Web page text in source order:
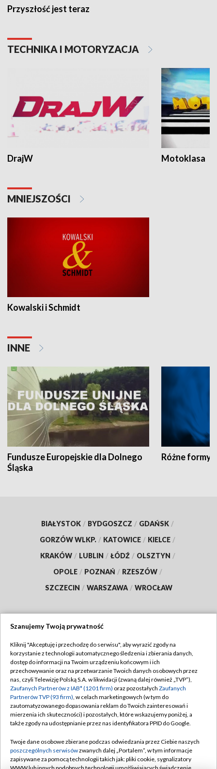
Przyszłość jest teraz
TECHNIKA I MOTORYZACJA
DrajW Motoklasa
MNIEJSZOŚCI
Kowalski i Schmidt
INNE
Fundusze Europejskie dla Dolnego
Śląska
Różne formy
BIAŁYSTOK / BYDGOSZCZ / GDAŃSK /
GORZÓW WLKP. / KATOWICE / KIELCE /
KRAKÓW / LUBLIN / ŁÓDŹ / OLSZTYN /
OPOLE / POZNAŃ / RZESZÓW /
SZCZECIN / WARSZAWA / WROCŁAW
TVP
Abonament TVP
Emisja w TVP
Centrum informacji TVP
Naziemna Telewizja Cyfrowa
Rada Programowa
System NOS
Regulamin TVP
Polityka prywatności
Moje zgody
Pomoc
Kontakt
Szanujemy Twoją prywatność
Kliknij "Akceptuję i przechodzę do serwisu", aby wyrazić zgody na
korzystanie z technologii automatycznego śledzenia i zbierania danych,
dostęp do informacji na Twoim urządzeniu końcowym i ich
przechowywanie oraz na przetwarzanie Twoich danych osobowych przez
nas, czyli Telewizję Polską S.A. w likwidacji (zwaną dalej również „TVP”),
Zaufanych Partnerów z IAB* (1201 firm) oraz pozostałych Zaufanych
Partnerów TVP (93 firm), w celach marketingowych (w tym do
zautomatyzowanego dopasowania reklam do Twoich zainteresowań i
mierzenia ich skuteczności) i pozostałych, które wskazujemy poniżej, a
także zgody na udostępnianie przez nas identyfikatora PPID do Google.
Twoje dane osobowe zbierane podczas odwiedzania przez Ciebie naszych
poszczególnych serwisówzwanych dalej „Portalem”, w tym informacje
zapisywane za pomocą technologii takich jak: pliki cookie, sygnalizatory